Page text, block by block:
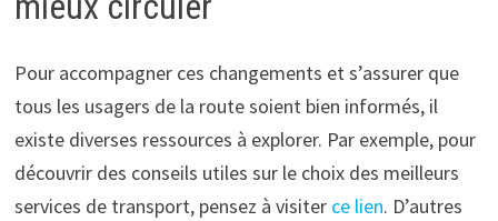
Pour accompagner ces changements et s’assurer que
tous les usagers de la route soient bien informés, il
existe diverses ressources à explorer. Par exemple, pour
découvrir des conseils utiles sur le choix des meilleurs
services de transport, pensez à visiter ce lien. D’autres